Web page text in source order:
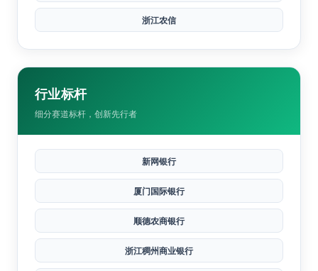
重庆农村商业银行
宁波银行
行业标杆
细分赛道标杆，创新先行者
新网银行
厦门国际银行